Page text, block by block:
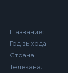
Название:
Год выхода:
Страна:
Телеканал: